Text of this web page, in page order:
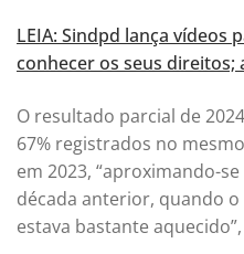
LEIA: Sindpd lança vídeos
conhecer os seus direitos;
O resultado parcial de
67% registrados no
em 2023, “aproximando-
década anterior, quando
estava bastante